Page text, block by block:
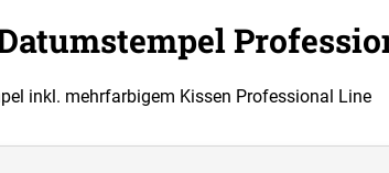
inkl. mehrfarbigem Kissen Professional Line